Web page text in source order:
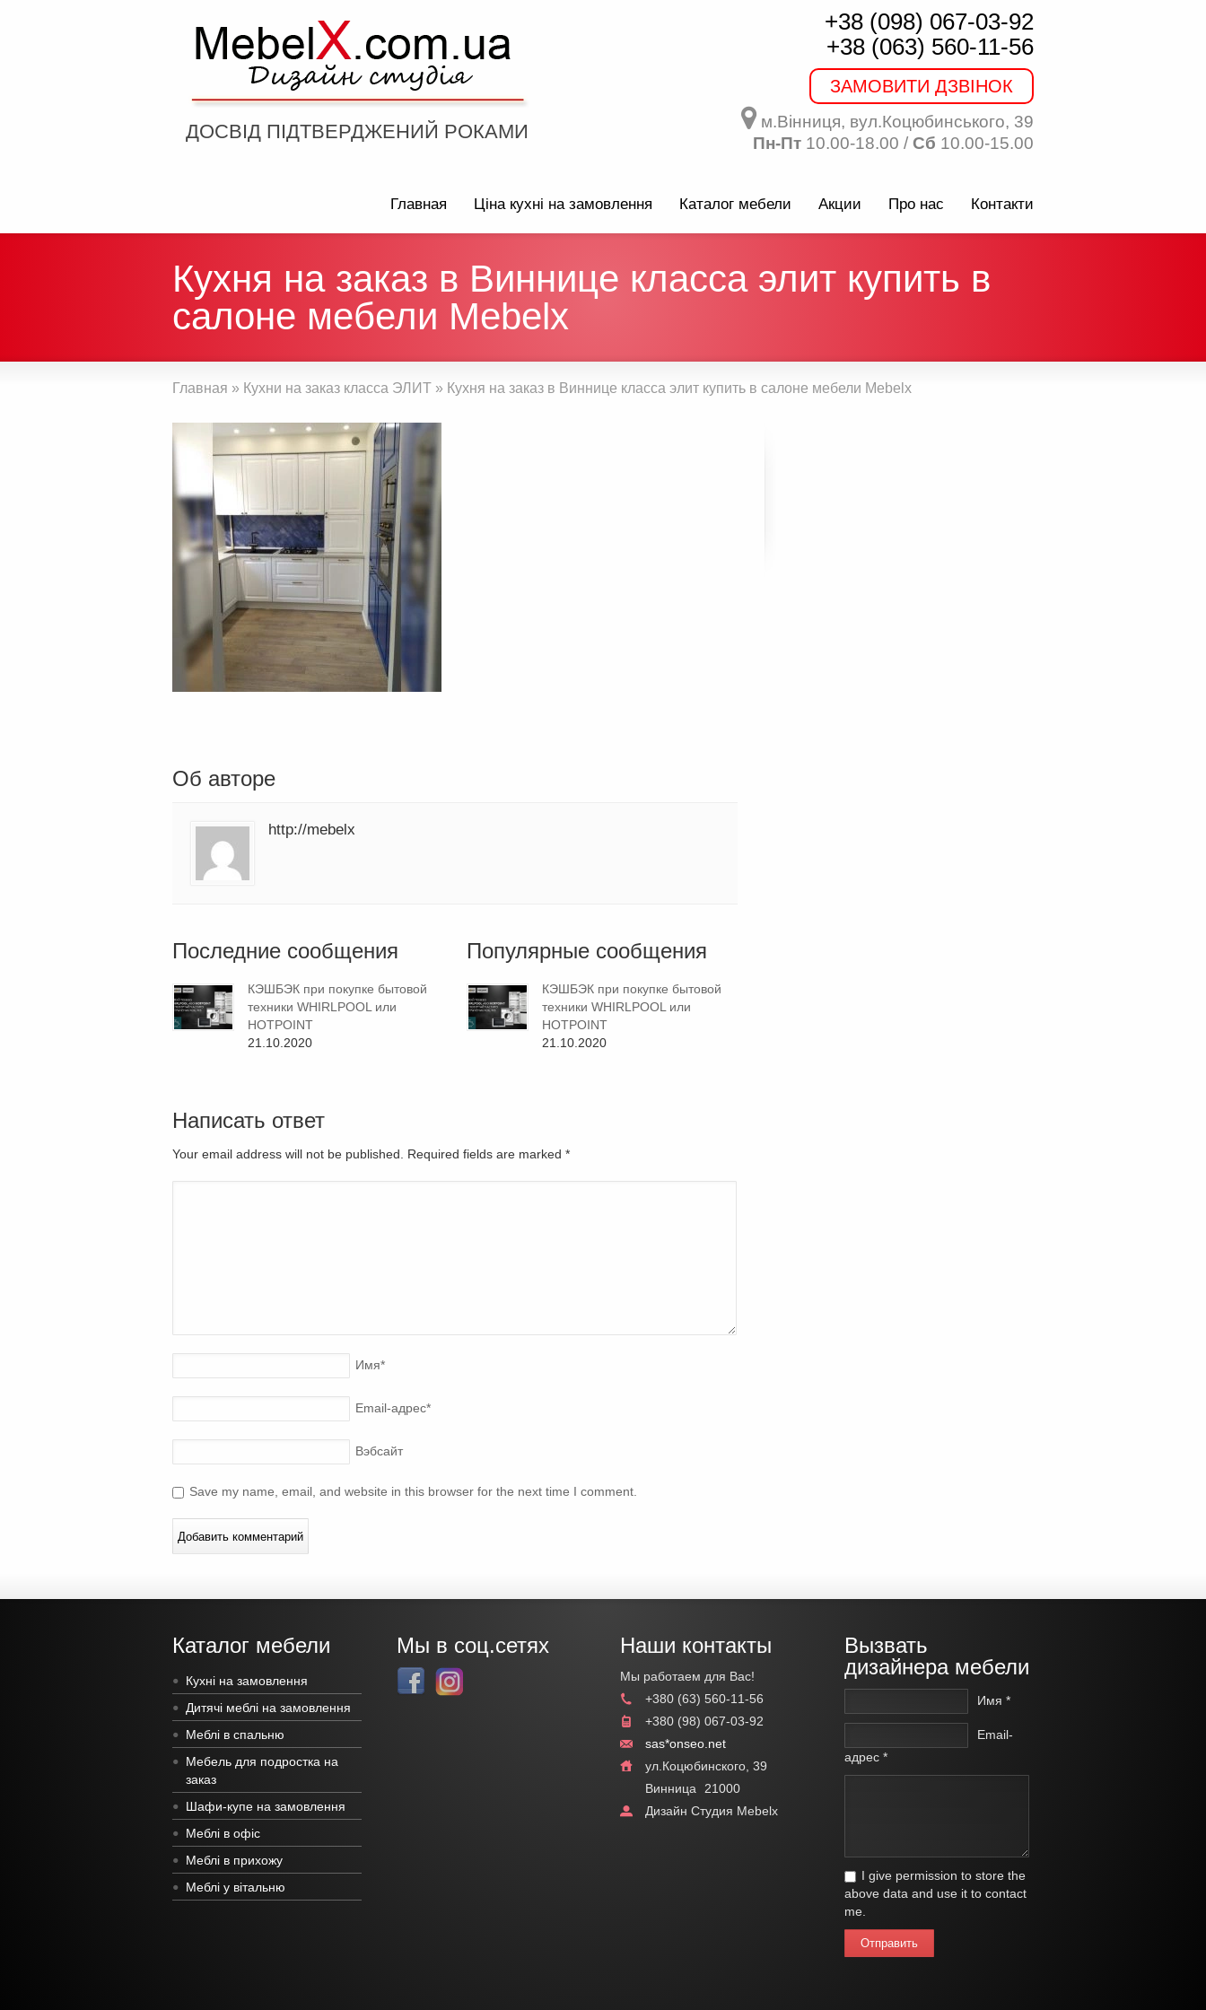
ДОСВІД ПІДТВЕРДЖЕНИЙ РОКАМИ
+38 (098) 067-03-92
+38 (063) 560-11-56
ЗАМОВИТИ ДЗВІНОК
м.Вінниця, вул.Коцюбинського, 39
Пн-Пт 10.00-18.00 / Сб 10.00-15.00
Главная Ціна кухні на замовлення Каталог мебели Акции Про нас Контакти
Кухня на заказ в Виннице класса элит купить в
салоне мебели Mebelx
Главная » Кухни на заказ класса ЭЛИТ » Кухня на заказ в Виннице класса элит купить в салоне мебели Mebelx
Об авторе
http://mebelx
Последние сообщения
КЭШБЭК при покупке бытовой
техники WHIRLPOOL или
HOTPOINT
21.10.2020
Популярные сообщения
КЭШБЭК при покупке бытовой
техники WHIRLPOOL или
HOTPOINT
21.10.2020
Написать ответ
Your email address will not be published. Required fields are marked *
Имя*
Email-адрес*
Вэбсайт
Save my name, email, and website in this browser for the next time I comment.
Каталог мебели
Кухні на замовлення
Дитячі меблі на замовлення
Меблі в спальню
Мебель для подростка на
заказ
Шафи-купе на замовлення
Меблі в офіс
Меблі в прихожу
Меблі у вітальню
Мы в соц.сетях Наши контакты
Мы работаем для Вас!
+380 (63) 560-11-56
+380 (98) 067-03-92
sas*onseo.net
ул.Коцюбинского, 39
Винница
21000
Дизайн Студия Mebelx
Вызвать
дизайнера мебели
Имя *
Email-
адрес *
I give permission to store the
above data and use it to contact
me.
Отправить